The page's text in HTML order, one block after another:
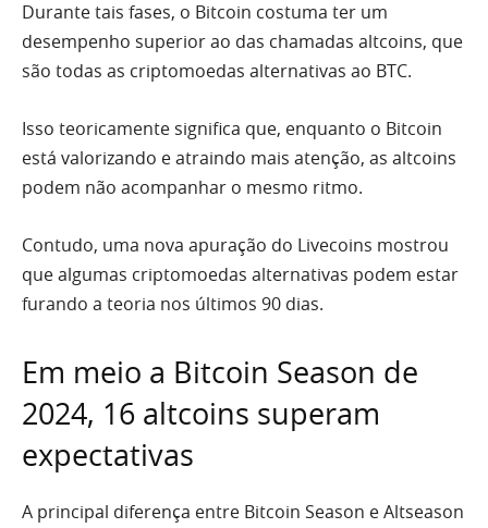
Durante tais fases, o Bitcoin costuma ter um
desempenho superior ao das chamadas altcoins, que
são todas as criptomoedas alternativas ao BTC.
Isso teoricamente significa que, enquanto o Bitcoin
está valorizando e atraindo mais atenção, as altcoins
podem não acompanhar o mesmo ritmo.
Contudo, uma nova apuração do Livecoins mostrou
que algumas criptomoedas alternativas podem estar
furando a teoria nos últimos 90 dias.
Em meio a Bitcoin Season de
2024, 16 altcoins superam
expectativas
A principal diferença entre Bitcoin Season e Altseason